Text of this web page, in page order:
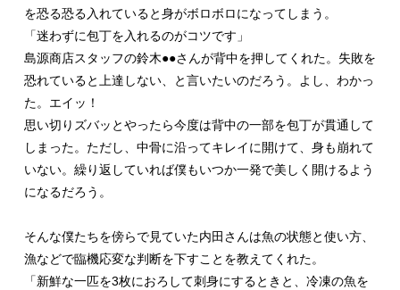
を恐る恐る入れていると身がボロボロになってしまう。
「迷わずに包丁を入れるのがコツです」
島源商店スタッフの鈴木●●さんが背中を押してくれた。失敗を
恐れていると上達しない、と言いたいのだろう。よし、わかっ
た。エイッ！
思い切りズバッとやったら今度は背中の一部を包丁が貫通して
しまった。ただし、中骨に沿ってキレイに開けて、身も崩れて
いない。繰り返していれば僕もいつか一発で美しく開けるよう
になるだろう。
そんな僕たちを傍らで見ていた内田さんは魚の状態と使い方、
漁などで臨機応変な判断を下すことを教えてくれた。
「新鮮な一匹を3枚におろして刺身にするときと、冷凍の魚を